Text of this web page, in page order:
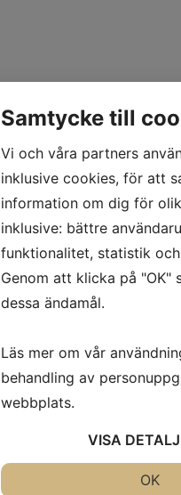
Samtycke till
Vi och våra partners
inklusive cookies, för att
information om dig för
inklusive: bättre
funktionalitet, statistik
Genom att klicka på "OK"
dessa ändamål.
Läs mer om vår
behandling av
webbplats.
VISA
OK